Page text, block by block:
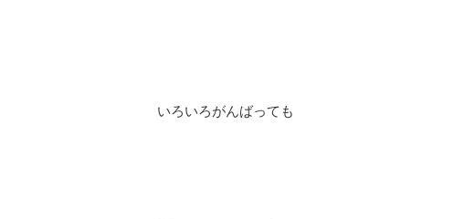
いろいろがんばっても